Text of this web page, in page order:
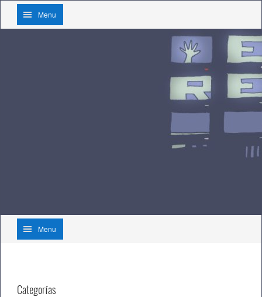
Menu
Menu
Categorías